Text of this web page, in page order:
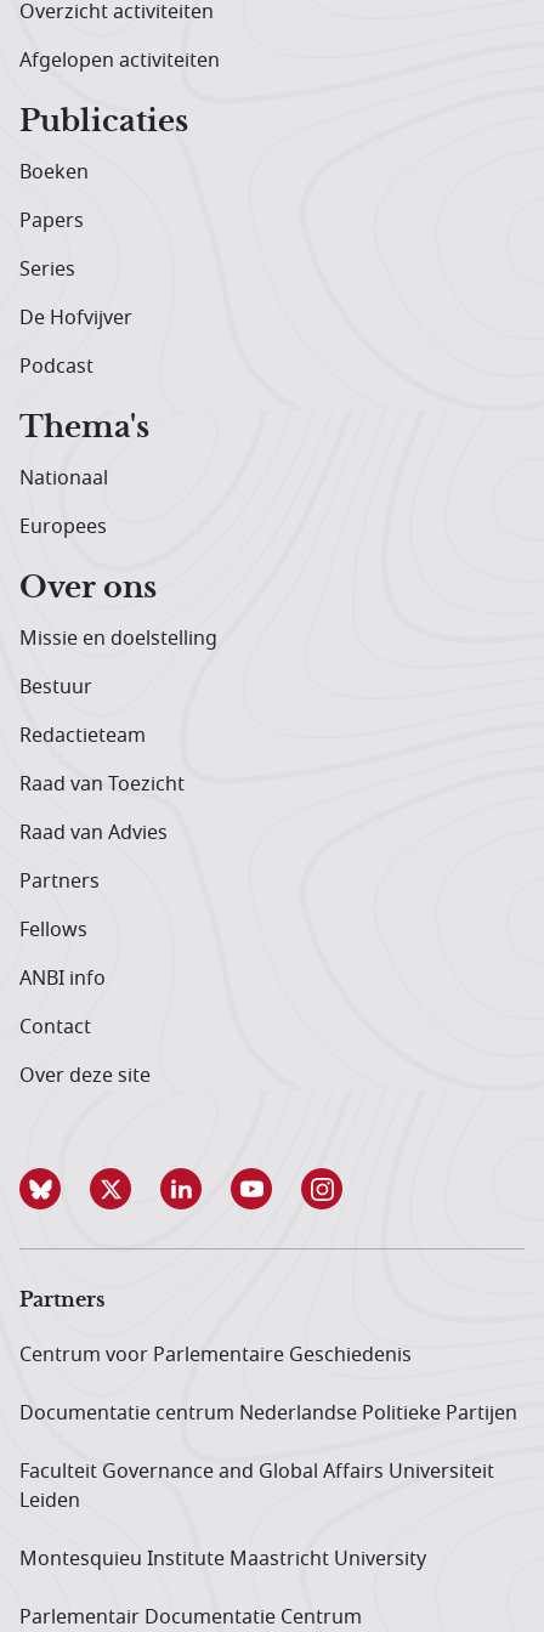
Overzicht activiteiten
Afgelopen activiteiten
Publicaties
Boeken
Papers
Series
De Hofvijver
Podcast
Thema's
Nationaal
Europees
Over ons
Missie en doelstelling
Bestuur
Redactieteam
Raad van Toezicht
Raad van Advies
Partners
Fellows
ANBI info
Contact
Over deze site
Partners
Centrum voor Parlementaire Geschiedenis
Documentatie centrum Neder­landse Politieke Partijen
Faculteit Governance and Global Affairs Universiteit
Leiden
Montesquieu Institute Maastricht University
Parlementair Documentatie Centrum